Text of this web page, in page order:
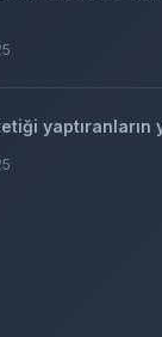
yaptıranların